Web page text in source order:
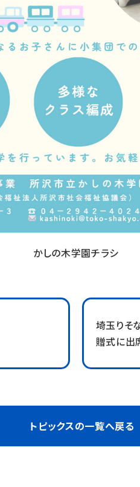
かしの木学園チラシ
埼玉りそ
贈式に出
トピックスの一覧へ戻る